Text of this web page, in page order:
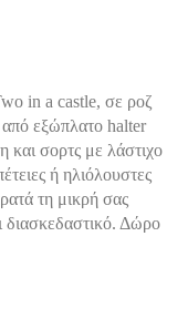
in a castle, σε ροζ
από εξώπλατο halter
και σορτς με λάστιχο
ή ηλιόλουστες
τη μικρή σας
διασκεδαστικό. Δώρο